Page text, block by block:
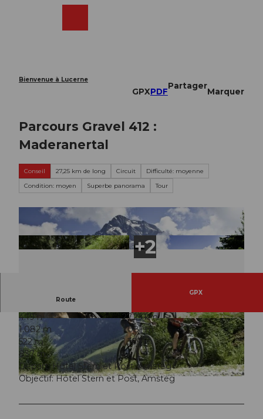
Bienvenue à Lucerne
GPXPDF
Partager
Marquer
Parcours Gravel 412 :
Maderanertal
Conseil 27,25 km de long Circuit
Difficulté: moyenne
Condition: moyen
Superbe panorama Tour
© ARE, Verein Urner Wanderwege | CC-BY
© ARE, Verein Urner Wanderwege |CC-BY © ARE, Verein Urner Wanderwege |CC-BY
Route
GPX
4:19 h
27,25 km
1.082 m
1.081 m
522 m
1.359 m
837 m
Départ: Hôtel Stern et Post, Amsteg
Objectif: Hôtel Stern et Post, Amsteg